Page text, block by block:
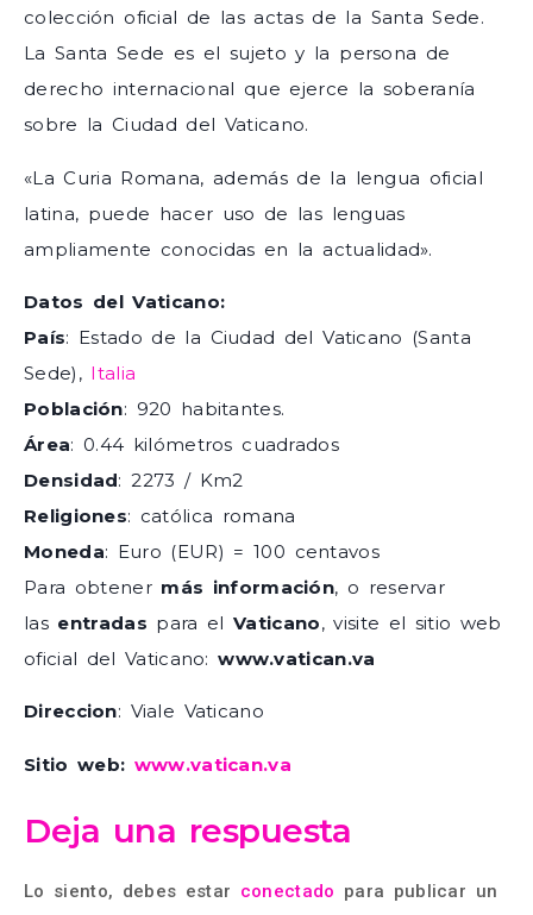
colección oficial de las actas de la Santa Sede.
La Santa Sede es el sujeto y la persona de
derecho internacional que ejerce la soberanía
sobre la Ciudad del Vaticano.
«La Curia Romana, además de la lengua oficial
latina, puede hacer uso de las lenguas
ampliamente conocidas en la actualidad».
Datos del Vaticano:
País: Estado de la Ciudad del Vaticano (Santa
Sede), Italia
Población: 920 habitantes.
Área: 0.44 kilómetros cuadrados
Densidad: 2273 / Km2
Religiones: católica romana
Moneda: Euro (EUR) = 100 centavos
Para obtener más información, o reservar
las entradas para elVaticano, visite el sitio web
oficial del Vaticano:www.vatican.va
Direccion: Viale Vaticano
Sitio web: www.vatican.va
Deja una respuesta
Lo siento, debes estar conectado para publicar un